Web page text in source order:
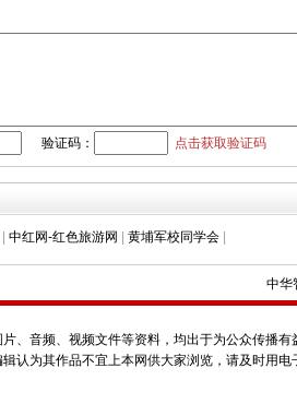
验证码： 点击获取验证码
中红网-红色旅游网 黄埔军校同学会
中华
、音频、视频文件等资料，均出于为公众传播
认为其作品不宜上本网供大家浏览，请及时用